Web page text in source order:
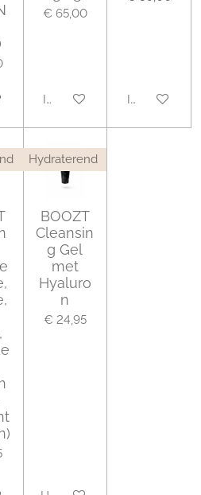
€ 65,00
In winkelwagen In
Hydraterend
BOOZT
Cleansin
g Gel
met
Hyaluro
n
€ 24,95